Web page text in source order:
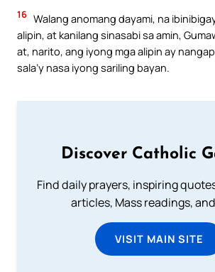
16 Walang anomang dayami, na
alipin, at kanilang sinasabi sa amin,
at, narito, ang iyong mga alipin ay
sala’y nasa iyong sariling bayan.
Discover Catholic
Find daily prayers, inspiring
articles, Mass readings,
VISIT MAIN SITE